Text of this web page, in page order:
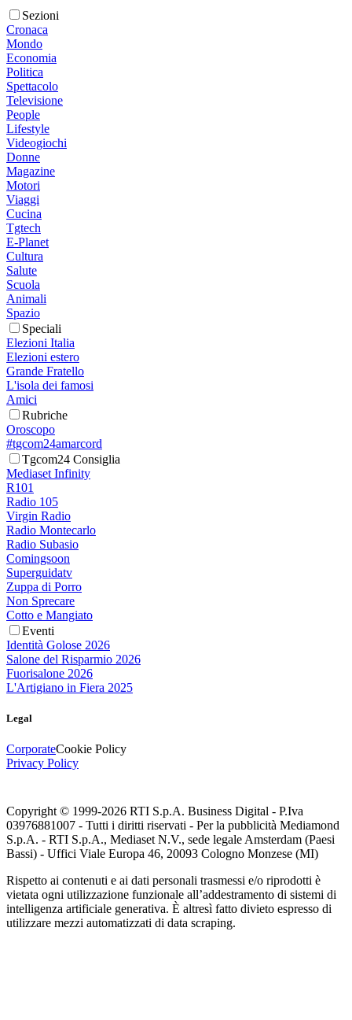
Sezioni
Cronaca
Mondo
Economia
Politica
Spettacolo
Televisione
People
Lifestyle
Videogiochi
Donne
Magazine
Motori
Viaggi
Cucina
Tgtech
E-Planet
Cultura
Salute
Scuola
Animali
Spazio
Speciali
Elezioni Italia
Elezioni estero
Grande Fratello
L'isola dei famosi
Amici
Rubriche
Oroscopo
#tgcom24amarcord
Tgcom24 Consiglia
Mediaset Infinity
R101
Radio 105
Virgin Radio
Radio Montecarlo
Radio Subasio
Comingsoon
Superguidatv
Zuppa di Porro
Non Sprecare
Cotto e Mangiato
Eventi
Identità Golose 2026
Salone del Risparmio 2026
Fuorisalone 2026
L'Artigiano in Fiera 2025
Legal
CorporateCookie Policy
Privacy Policy
Copyright © 1999-2026 RTI S.p.A. Business Digital - P.Iva
03976881007 - Tutti i diritti riservati - Per la pubblicità Mediamond
S.p.A. - RTI S.p.A., Mediaset N.V., sede legale Amsterdam (Paesi
Bassi) - Uffici Viale Europa 46, 20093 Cologno Monzese (MI)
Rispetto ai contenuti e ai dati personali trasmessi e/o riprodotti è
vietata ogni utilizzazione funzionale all’addestramento di sistemi di
intelligenza artificiale generativa. È altresì fatto divieto espresso di
utilizzare mezzi automatizzati di data scraping.